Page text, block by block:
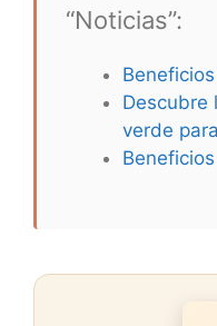
“Noticias”:
Descubre
verde